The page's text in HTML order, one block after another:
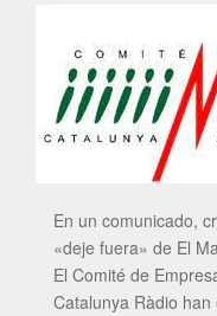
En un comunicado,
«deje fuera» de El
El Comité de
Catalunya Ràdio